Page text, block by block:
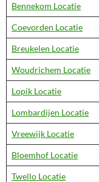
Bennekom Locatie
Coevorden Locatie
Breukelen Locatie
Woudrichem Locatie
Lopik Locatie
Lombardijen Locatie
Vreewijk Locatie
Bloemhof Locatie
Twello Locatie